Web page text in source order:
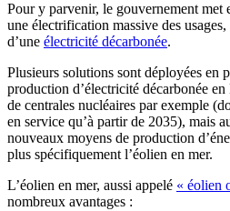
Pour y parvenir, le gouvernement met
une électrification massive des usages,
d’une électricité décarbonée.
Plusieurs solutions sont déployées en
production d’électricité décarbonée
de centrales nucléaires par exemple
en service qu’à partir de 2035), mais
nouveaux moyens de production
plus spécifiquement l’éolien en mer.
L’éolien en mer, aussi appelé « éolien
nombreux avantages :